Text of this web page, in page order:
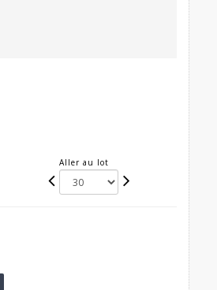
Aller au lot